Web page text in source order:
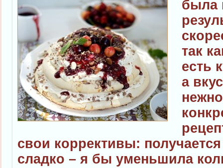
была
так
есть
а
свои коррективы:
сладко – я бы уменьшила